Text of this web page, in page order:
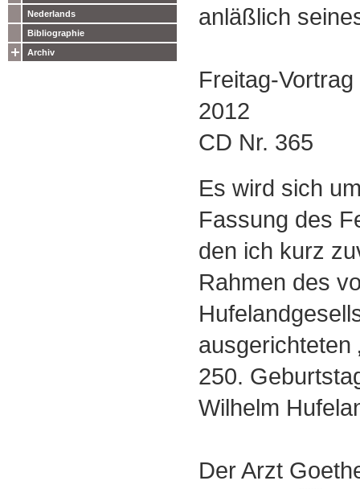
Nederlands
Bibliographie
Archiv
anläßlich
Freitag-
2012
CD Nr. 365
Es wird sich
Fassung des
den ich kurz
Rahmen des
ausgerichteten
250.
Wilhelm
Der Arzt